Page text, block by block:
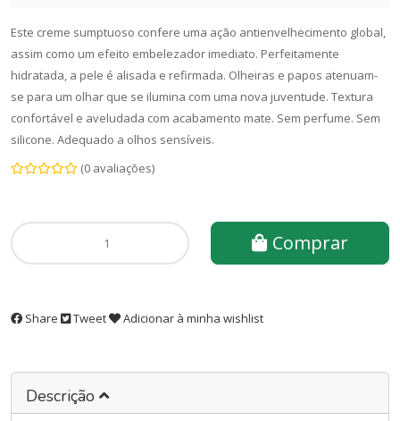
excecionais para a pele.
Priveligiamos os ativos naturais e respeitadores do ambiente e
procuramos os ativos “verdes” de amanhã. Os extratos de vinha
que explora-mos para nossas patentes são provenientes de
vinhedos das regiões de Bordéus, Champagne e Borgonha.
Utilizamos um mínimo de conservantes (certificados Ecocert).
Somos contra os testes em animais.
Os nossos compromissos com o ambiente estão também no
coração do nosso desenvolvimento industrial: as nossas
Reciclamos ao máximo para reduzir os nossos detritos e o nosso
consumo de matériasprimas. Otimizamos os acondicionamentos e
os transportes para reduzir as nossas emissões de CO2.
Este creme sumptuoso confere uma ação antienvelhecimento global,
assim como um efeito embelezador imediato. Perfeitamente
hidratada, a pele é alisada e refirmada. Olheiras e papos atenuam-
se para um olhar que se ilumina com uma nova juventude. Textura
confortável e aveludada com acabamento mate. Sem perfume. Sem
silicone. Adequado a olhos sensíveis.
(0 avaliações)
Comprar
Share Tweet Adicionar à minha wishlist
Descrição